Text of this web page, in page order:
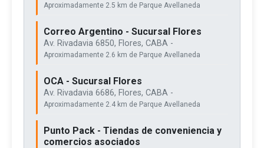
Aproximadamente 2.5 km de Parque Avellaneda
Correo Argentino - Sucursal Flores
Av. Rivadavia 6850, Flores, CABA -
Aproximadamente 2.6 km de Parque Avellaneda
OCA - Sucursal Flores
Av. Rivadavia 6686, Flores, CABA -
Aproximadamente 2.4 km de Parque Avellaneda
Punto Pack - Tiendas de conveniencia y
comercios asociados